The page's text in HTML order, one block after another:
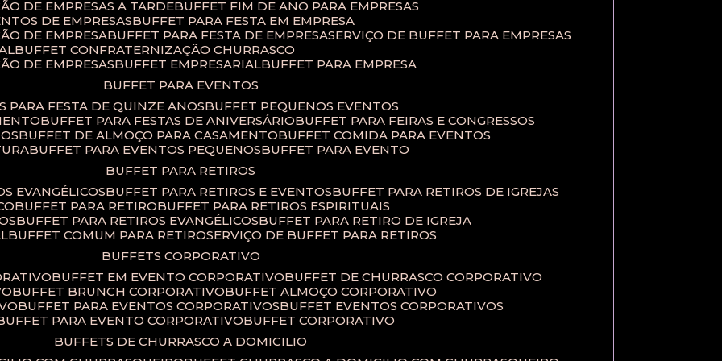
DE EMPRESAS A TARDE
BUFFET FIM DE ANO PARA EMPRESAS
DE EMPRESAS
BUFFET PARA FESTA EM EMPRESA
DE EMPRESA
BUFFET PARA FESTA DE EMPRESA SERVIÇO DE BUFFET PARA EMPRESAS
BUFFET CONFRATERNIZAÇÃO CHURRASCO
DE EMPRESAS
BUFFET EMPRESARIAL
BUFFET PARA EMPRESA
BUFFET PARA EVENTOS
PARA FESTA DE QUINZE ANOS
BUFFET PEQUENOS EVENTOS
BUFFET PARA FESTAS DE ANIVERSÁRIO
BUFFET PARA FEIRAS E CONGRESSOS
BUFFET DE ALMOÇO PARA CASAMENTO
BUFFET COMIDA PARA EVENTOS
BUFFET PARA EVENTOS PEQUENOS
BUFFET PARA EVENTO
BUFFET PARA RETIROS
EVANGÉLICOS
BUFFET PARA RETIROS E EVENTOS
BUFFET PARA RETIROS DE IGREJAS
BUFFET PARA RETIRO
BUFFET PARA RETIROS ESPIRITUAIS
BUFFET PARA RETIROS EVANGÉLICOS
BUFFET PARA RETIRO DE IGREJA
BUFFET COMUM PARA RETIRO​ SERVIÇO DE BUFFET PARA RETIROS
BUFFETS CORPORATIVO
BUFFET EM EVENTO CORPORATIVO
BUFFET DE CHURRASCO CORPORATIVO
BUFFET BRUNCH CORPORATIVO
BUFFET ALMOÇO CORPORATIVO
BUFFET PARA EVENTOS CORPORATIVOS
BUFFET EVENTOS CORPORATIVOS
BUFFET PARA EVENTO CORPORATIVO
BUFFET CORPORATIVO
BUFFETS DE CHURRASCO A DOMICILIO